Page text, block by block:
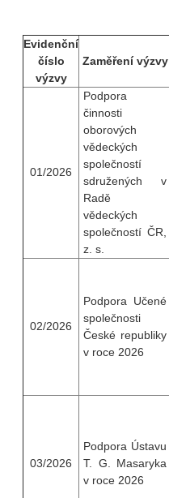
Evidenční
číslo
výzvy
Zaměření výzvy
01/2026
Podpora
činnosti
oborových
vědeckých
společností
sdružených v
Radě
vědeckých
společností ČR,
z. s.
02/2026
Podpora Učené
společnosti
České republiky
v roce 2026
03/2026
Podpora Ústavu
T. G. Masaryka
v roce 2026